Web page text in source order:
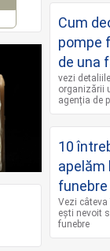
Cum
pompe
de una
vezi
organizării
agenția de
10
apelăm
funebre
Vezi
ești nevoit
funebre